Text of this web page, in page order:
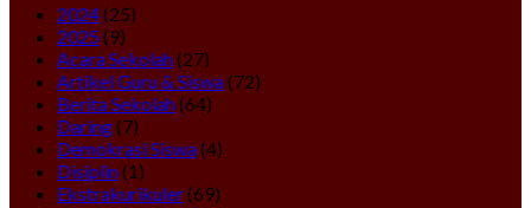
2024(25)
2025(9)
Acara Sekolah(27)
Artikel Guru & Siswa(72)
Berita Sekolah(64)
Daring(7)
Demokrasi Siswa(4)
Disiplin(1)
Ekstrakurikuler(69)